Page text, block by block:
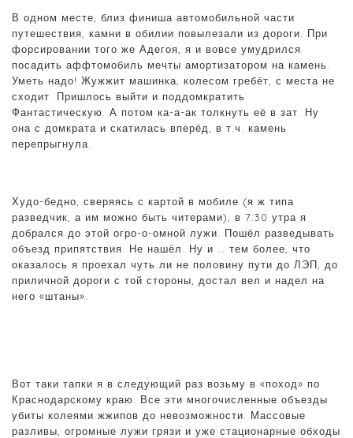
В одном месте, близ финиша автомобильной части
путешествия, камни в обилии повылезали из дороги. При
форсировании того же Адегоя, я и вовсе умудрился
посадить аффтомобиль мечты амортизатором на камень.
Уметь надо! Жужжит машинка, колесом гребёт, с места не
сходит. Пришлось выйти и поддомкратить
Фантастическую. А потом ка-а-ак толкнуть её в зат. Ну
она с домкрата и скатилась вперёд, в т.ч. камень
перепрыгнула.
Худо-бедно, сверяясь с картой в мобиле (я ж типа
разведчик, а им можно быть читерами), в 7:30 утра я
добрался до этой огро-о-омной лужи. Пошёл разведывать
объезд припятствия. Не нашёл. Ну и … тем более, что
оказалось я проехал чуть ли не половину пути до ЛЭП, до
приличной дороги с той стороны, достал вел и надел на
него «штаны».
Вот таки тапки я в следующий раз возьму в «поход» по
Краснодарскому краю. Все эти многочисленные объезды
убиты колеями жжипов до невозможности. Массовые
разливы, огромные лужи грязи и уже стационарные обходы